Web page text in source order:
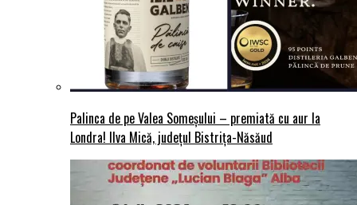
Palinca de pe Valea Someșului – premiată cu aur la
Londra! Ilva Mică, județul Bistrița-Năsăud